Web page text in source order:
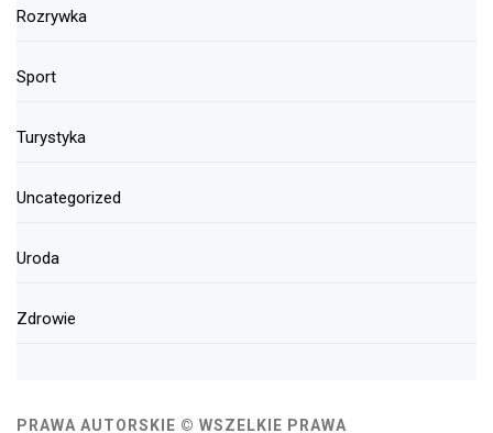
Rozrywka
Sport
Turystyka
Uncategorized
Uroda
Zdrowie
PRAWA AUTORSKIE © WSZELKIE PRAWA